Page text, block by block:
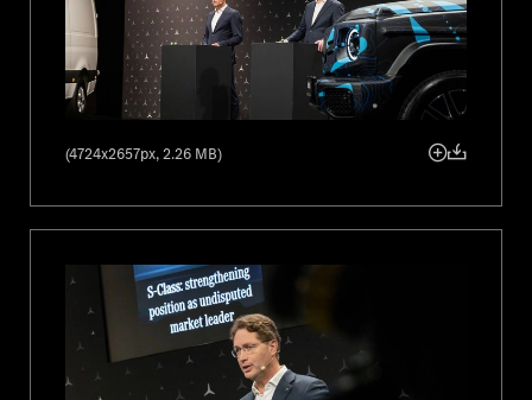
Zisk pred zdanením a odpismi (EBIT)* 4 326
Upravený zisk pred zdanením a odpismi (EBIT)* 4 456
Výsledok na akciu (EPS) v € 2,99
* v mil. €
(4724x2657px, 2.26 MB)